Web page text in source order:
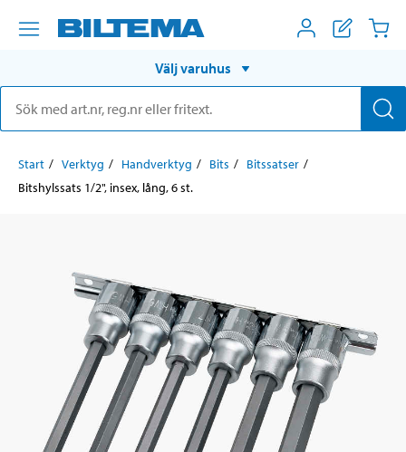
Välj varuhus
Start Verktyg Handverktyg Bits
Bitssatser
Bitshylssats 1/2", insex, lång, 6 st.